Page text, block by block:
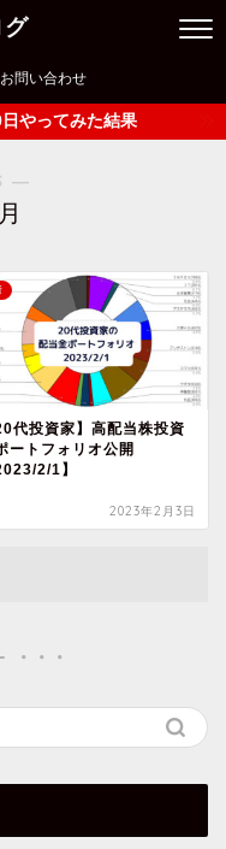
グ
お問い合わせ
やってみた結果
―
代投資家】高配当株投資
ートフォリオ公開
2/1】
2023年2月3日